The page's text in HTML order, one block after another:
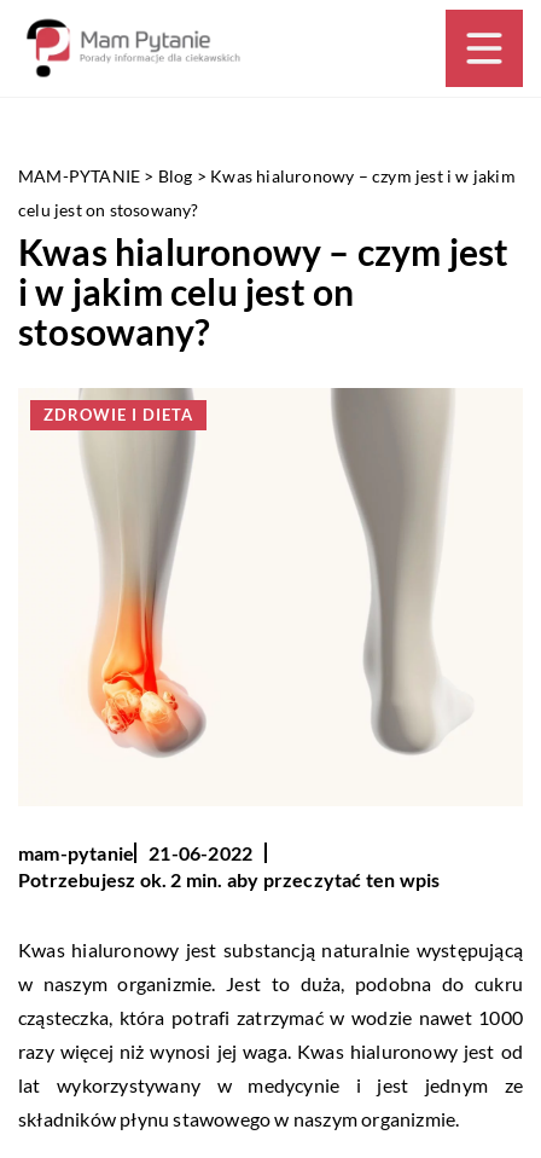
MAM-PYTANIE > Blog > Kwas hialuronowy – czym jest i w jakim
celu jest on stosowany?
Kwas hialuronowy – czym jest
i w jakim celu jest on
stosowany?
ZDROWIE I DIETA
mam-pytanie
21-06-2022
Potrzebujesz ok. 2 min. aby przeczytać ten wpis
Kwas hialuronowy jest substancją naturalnie występującą
w naszym organizmie. Jest to duża, podobna do cukru
cząsteczka, która potrafi zatrzymać w wodzie nawet 1000
razy więcej niż wynosi jej waga. Kwas hialuronowy jest od
lat wykorzystywany w medycynie i jest jednym ze
składników płynu stawowego w naszym organizmie.